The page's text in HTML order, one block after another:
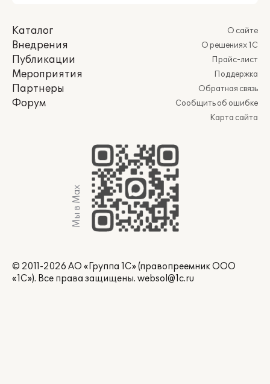
Каталог
Внедрения
Публикации
Мероприятия
Партнеры
Форум
О сайте
О решениях 1С
Прайс-лист
Поддержка
Обратная связь
Сообщить об ошибке
Карта сайта
Мы в Max
© 2011-2026 АО «Группа 1С» (правопреемник ООО
«1С»). Все права защищены. websol@1c.ru